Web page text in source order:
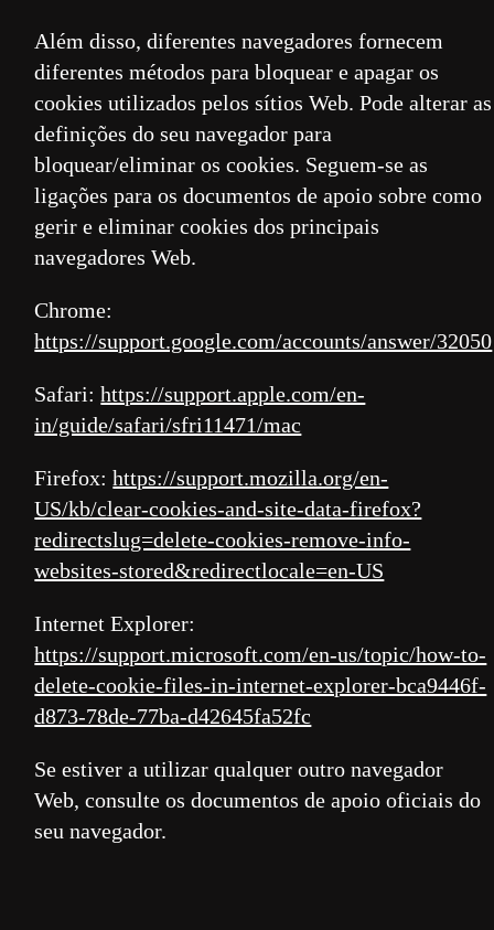
Além disso, diferentes navegadores fornecem
diferentes métodos para bloquear e apagar os
cookies utilizados pelos sítios Web. Pode alterar as
definições do seu navegador para
bloquear/eliminar os cookies. Seguem-se as
ligações para os documentos de apoio sobre como
gerir e eliminar cookies dos principais
navegadores Web.
Chrome:
https://support.google.com/accounts/answer/32050
Safari:https://support.apple.com/en-
in/guide/safari/sfri11471/mac
Firefox:https://support.mozilla.org/en-
US/kb/clear-cookies-and-site-data-firefox?
redirectslug=delete-cookies-remove-info-
websites-stored&redirectlocale=en-US
Internet Explorer:
https://support.microsoft.com/en-us/topic/how-to-
delete-cookie-files-in-internet-explorer-bca9446f-
d873-78de-77ba-d42645fa52fc
Se estiver a utilizar qualquer outro navegador
Web, consulte os documentos de apoio oficiais do
seu navegador.